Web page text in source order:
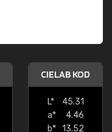
CIELAB KOD
L*
45.31
a*
4.46
b*
13.52